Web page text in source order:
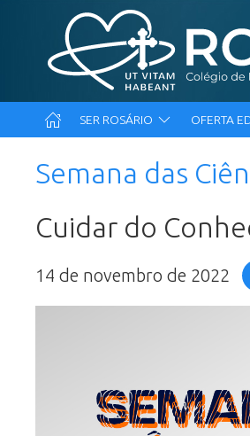
SER ROSÁRIO OFERTA
Semana das
Cuidar do
14 de novembro de 2022